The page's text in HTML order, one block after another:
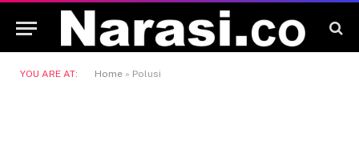
YOU ARE AT: Home » Polusi